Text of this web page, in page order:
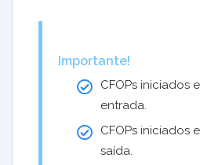
Importante!
CFOPs iniciados
entrada.
CFOPs iniciados
saída.